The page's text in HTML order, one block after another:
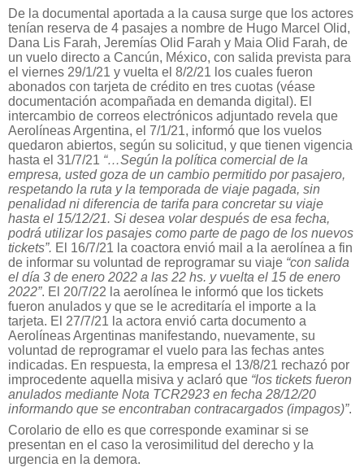
De la documental aportada a la causa surge que los actores
tenían reserva de 4 pasajes a nombre de Hugo Marcel Olid,
Dana Lis Farah, Jeremías Olid Farah y Maia Olid Farah, de
un vuelo directo a Cancún, México, con salida prevista para
el viernes 29/1/21 y vuelta el 8/2/21 los cuales fueron
abonados con tarjeta de crédito en tres cuotas (véase
documentación acompañada en demanda digital). El
intercambio de correos electrónicos adjuntado revela que
Aerolíneas Argentina, el 7/1/21, informó que los vuelos
quedaron abiertos, según su solicitud, y que tienen vigencia
hasta el 31/7/21 “…Según la política comercial de la
empresa, usted goza de un cambio permitido por pasajero,
respetando la ruta y la temporada de viaje pagada, sin
penalidad ni diferencia de tarifa para concretar su viaje
hasta el 15/12/21. Si desea volar después de esa fecha,
podrá utilizar los pasajes como parte de pago de los nuevos
tickets”. El 16/7/21 la coactora envió mail a la aerolínea a fin
de informar su voluntad de reprogramar su viaje “con salida
el día 3 de enero 2022 a las 22 hs. y vuelta el 15 de enero
2022”. El 20/7/22 la aerolínea le informó que los tickets
fueron anulados y que se le acreditaría el importe a la
tarjeta. El 27/7/21 la actora envió carta documento a
Aerolíneas Argentinas manifestando, nuevamente, su
voluntad de reprogramar el vuelo para las fechas antes
indicadas. En respuesta, la empresa el 13/8/21 rechazó por
improcedente aquella misiva y aclaró que “los tickets fueron
anulados mediante Nota TCR2923 en fecha 28/12/20
informando que se encontraban contracargados (impagos)”.
Corolario de ello es que corresponde examinar si se
presentan en el caso la verosimilitud del derecho y la
urgencia en la demora.